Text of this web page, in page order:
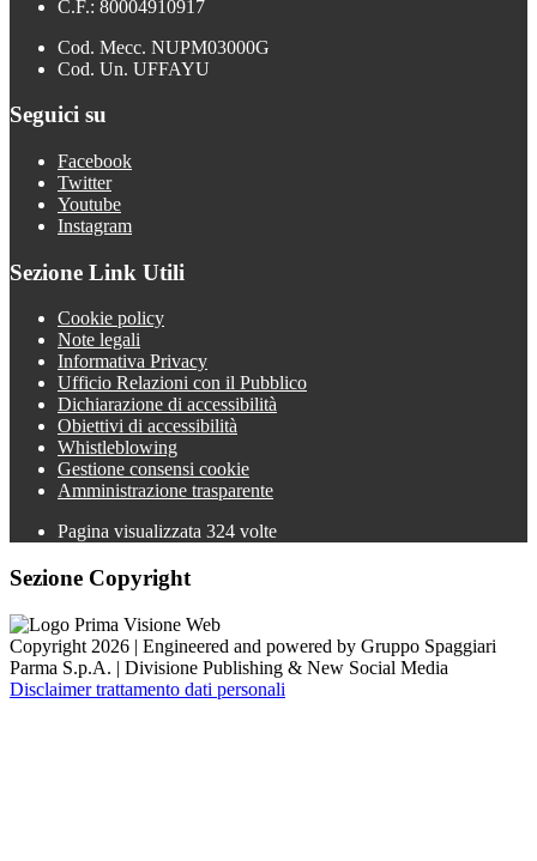
C.F.: 80004910917
Cod. Mecc. NUPM03000G
Cod. Un. UFFAYU
Seguici su
Facebook
Twitter
Youtube
Instagram
Sezione Link Utili
Cookie policy
Note legali
Informativa Privacy
Ufficio Relazioni con il Pubblico
Dichiarazione di accessibilità
Obiettivi di accessibilità
Whistleblowing
Gestione consensi cookie
Amministrazione trasparente
Pagina visualizzata 324 volte
Sezione Copyright
Copyright 2026 | Engineered and powered by Gruppo Spaggiari
Parma S.p.A. | Divisione Publishing & New Social Media
Disclaimer trattamento dati personali